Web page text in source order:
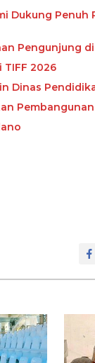
Dukung Penuh
Pengunjung
2026
Dinas